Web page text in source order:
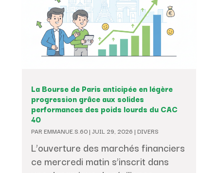
La Bourse de Paris anticipée en légère
progression grâce aux solides
performances des poids lourds du CAC
40
PAR EMMANUE.S.60| JUIL 29, 2026 | DIVERS
L’ouverture des marchés financiers
ce mercredi matin s’inscrit dans